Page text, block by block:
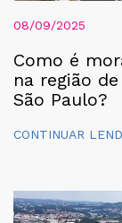
08/09/2025
Como é
na região
São Paulo?
CONTINUAR